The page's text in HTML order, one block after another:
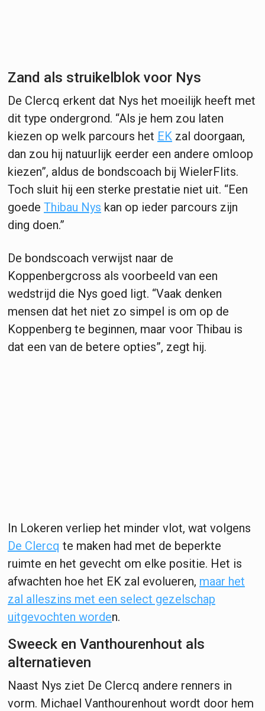
Zand als struikelblok voor Nys
De Clercq erkent dat Nys het moeilijk heeft met
dit type ondergrond. “Als je hem zou laten
kiezen op welk parcours het EK zal doorgaan,
dan zou hij natuurlijk eerder een andere omloop
kiezen”, aldus de bondscoach bij WielerFlits.
Toch sluit hij een sterke prestatie niet uit. “Een
goede Thibau Nys kan op ieder parcours zijn
ding doen.”
De bondscoach verwijst naar de
Koppenbergcross als voorbeeld van een
wedstrijd die Nys goed ligt. “Vaak denken
mensen dat het niet zo simpel is om op de
Koppenberg te beginnen, maar voor Thibau is
dat een van de betere opties”, zegt hij.
In Lokeren verliep het minder vlot, wat volgens
De Clercq te maken had met de beperkte
ruimte en het gevecht om elke positie. Het is
afwachten hoe het EK zal evolueren, maar het
zal alleszins met een select gezelschap
uitgevochten worden.
Sweeck en Vanthourenhout als
alternatieven
Naast Nys ziet De Clercq andere renners in
vorm. Michael Vanthourenhout wordt door hem